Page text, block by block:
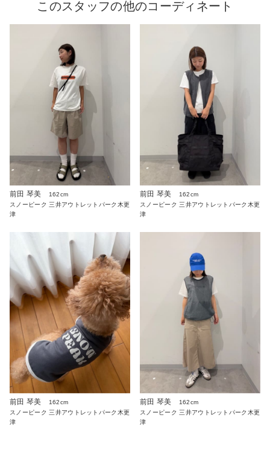
このスタッフの他のコーディネート
前田 琴美
162cm
スノーピーク 三井アウトレットパーク木更
津
前田 琴美
162cm
スノーピーク 三井アウトレットパーク木更
津
前田 琴美
162cm
スノーピーク 三井アウトレットパーク木更
津
前田 琴美
162cm
スノーピーク 三井アウトレットパーク木更
津